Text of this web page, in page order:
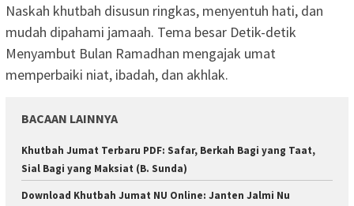
Naskah khutbah disusun ringkas, menyentuh hati, dan
mudah dipahami jamaah. Tema besar Detik-detik
Menyambut Bulan Ramadhan mengajak umat
memperbaiki niat, ibadah, dan akhlak.
BACAAN LAINNYA
Khutbah Jumat Terbaru PDF: Safar, Berkah Bagi yang Taat,
Sial Bagi yang Maksiat (B. Sunda)
Download Khutbah Jumat NU Online: Janten Jalmi Nu